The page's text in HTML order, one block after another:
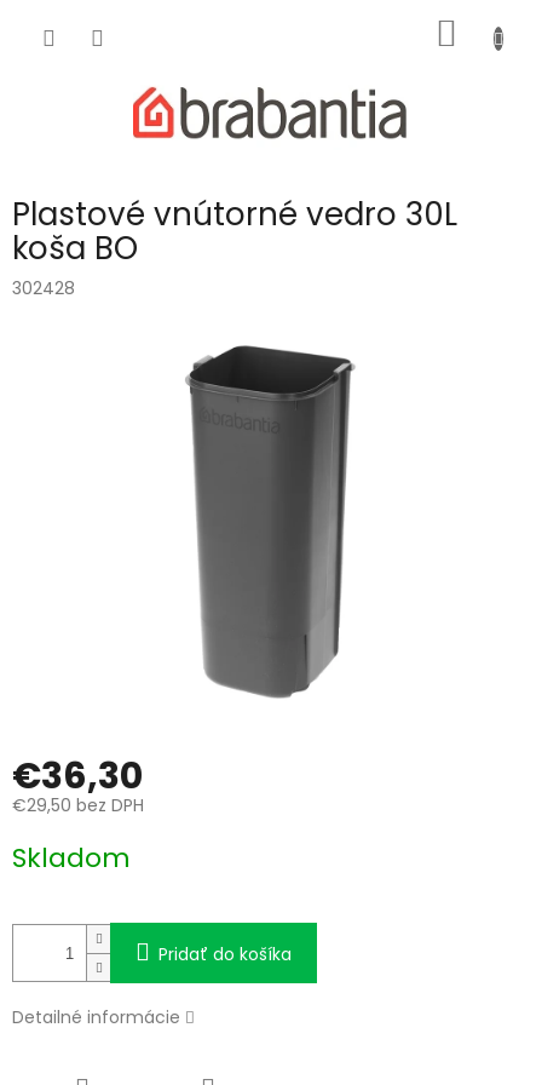
KOŠÍK
Plastové vnútorné vedro 30L
koša BO
302428
€36,30
€29,50 bez DPH
cena:
Skladom
Pridať do košíka
Detailné informácie